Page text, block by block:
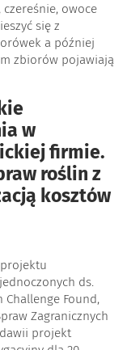
owoce
się z
a później
zbiorów pojawiają
w
firmie.
roślin z
kosztów
projektu
ds.
Challenge Found,
Zagranicznych
projekt